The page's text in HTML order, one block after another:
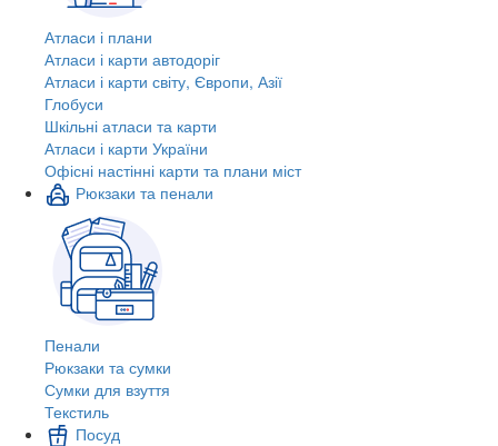
Атласи і плани
Атласи і карти автодоріг
Атласи і карти світу, Європи, Азії
Глобуси
Шкільні атласи та карти
Атласи і карти України
Офісні настінні карти та плани міст
Рюкзаки та пенали
Пенали
Рюкзаки та сумки
Сумки для взуття
Текстиль
Посуд